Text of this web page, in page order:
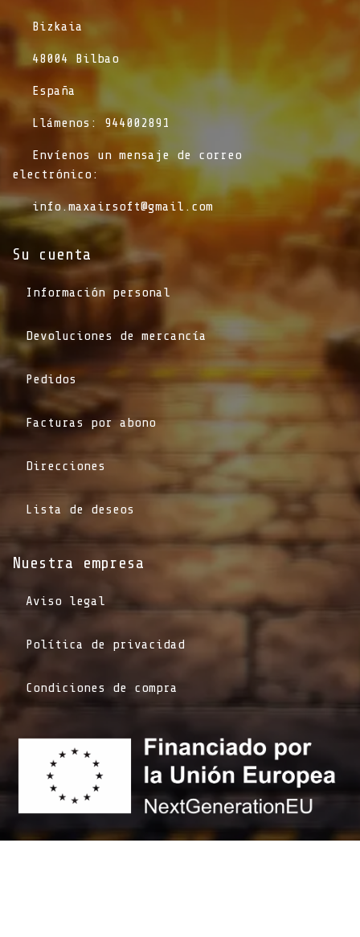
​Bizkaia
​48004 Bilbao
​España
​Llámenos: 944002891
​Envíenos un mensaje de correo
electrónico:
info.maxairsoft@gmail.com
Su cuenta
Información personal
Devoluciones de mercancía
Pedidos
Facturas por abono
Direcciones
Lista de deseos
Nuestra empresa
Aviso legal
Política de privacidad
Condiciones de compra